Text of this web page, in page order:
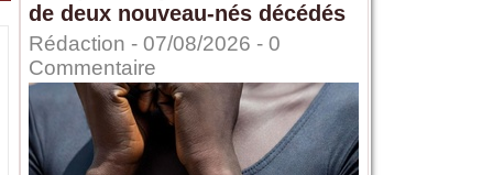
de deux nouveau-nés décédés
Rédaction - 07/08/2026 - 0
Commentaire